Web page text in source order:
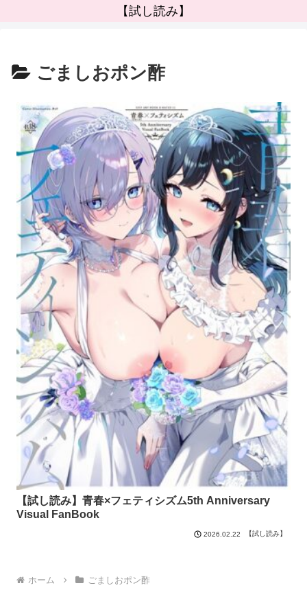
【試し読み】
ごましおポン酢
【試し読み】青春×フェティシズム5th Anniversary
Visual FanBook
2026.02.22 【試し読み】
ホーム ごましおポン酢